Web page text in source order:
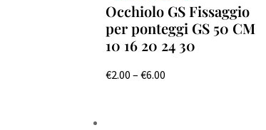
Occhiolo GS Fissaggio
per ponteggi GS 50 CM
10 16 20 24 30
€2.00 –€6.00